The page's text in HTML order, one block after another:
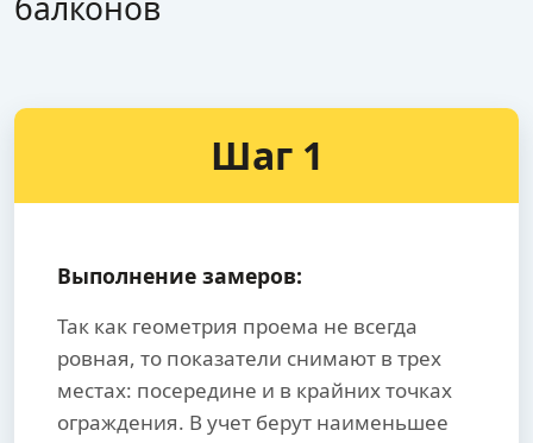
Шаг 1
Выполнение замеров:
Так как геометрия проема не всегда
ровная, то показатели снимают в трех
местах: посередине и в крайних точках
ограждения. В учет берут наименьшее